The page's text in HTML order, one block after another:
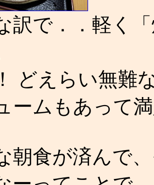
訳で．．軽く
どえらい無難
ームもあって
朝食が済んで